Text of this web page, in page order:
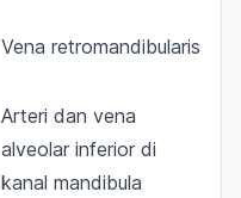
Vena retromandibularis
Arteri dan vena
alveolar inferior di
kanal mandibula